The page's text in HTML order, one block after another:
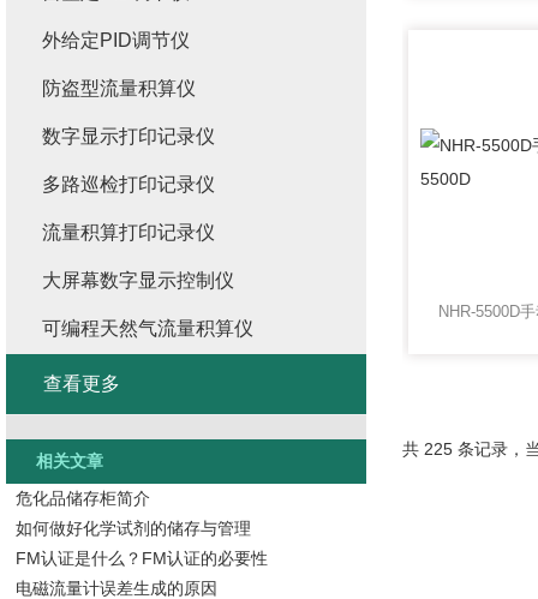
共 225 条记录
外给定PID调节仪
防盗型流量积算仪
数字显示打印记录仪
多路巡检打印记录仪
流量积算打印记录仪
大屏幕数字显示控制仪
可编程天然气流量积算仪
查看更多
相关文章
危化品储存柜简介
如何做好化学试剂的储存与管理
FM认证是什么？FM认证的必要性
电磁流量计误差生成的原因